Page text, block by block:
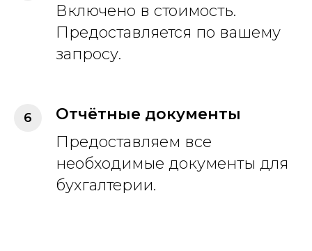
Включено в стоимость.
Предоставляется по вашему
запросу.
Отчётные документы
Предоставляем все
необходимые документы для
бухгалтерии.